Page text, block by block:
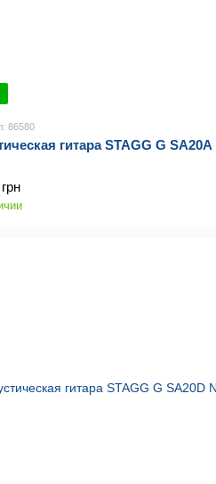
86580
гитара STAGG G SA20A